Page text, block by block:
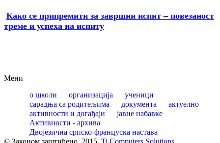
Како се припремити за завршни испит – повезаност
треме и успеха на испиту
Мени
о школи
организација
ученици
сарадња са родитељима
документа
актуелно
активности и догађаји
јавне набавке
Активности - архива
Двојезична српско-француска настава
© Законом заштићено. 2015. Ti Computers Solutions